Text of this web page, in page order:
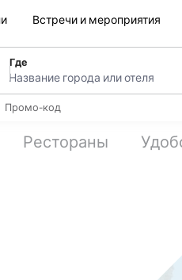
Встречи и мероприятия
Где
Название города или отеля
Промо-код
Рестораны